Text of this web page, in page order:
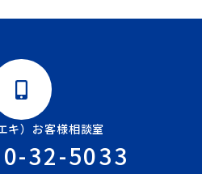
キ）お客様相談室
32-5033